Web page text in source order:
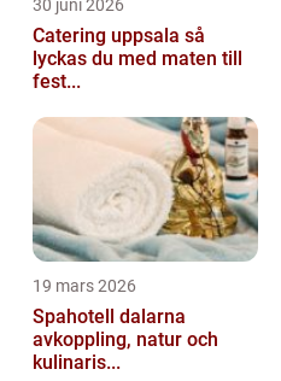
30 juni 2026
Catering uppsala så
lyckas du med maten till
fest...
19 mars 2026
Spahotell dalarna
avkoppling, natur och
kulinaris...